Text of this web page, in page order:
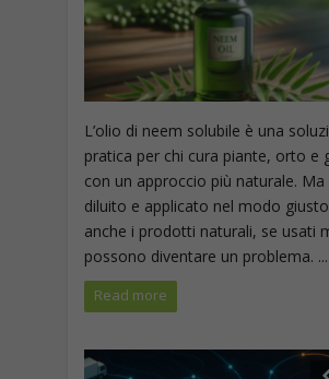
L’olio di neem solubile è una
pratica per chi cura piante, orto e
con un approccio più naturale. Ma
diluito e applicato nel modo
anche i prodotti naturali, se usati
possono diventare un problema. ...
Read more